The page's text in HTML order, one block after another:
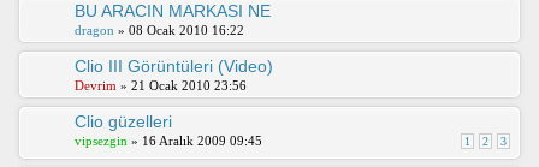
BU ARACIN MARKASI NE
dragon » 08 Ocak 2010 16:22
Clio III Görüntüleri (Video)
Devrim » 21 Ocak 2010 23:56
Clio güzelleri
1 2 3
vipsezgin » 16 Aralık 2009 09:45